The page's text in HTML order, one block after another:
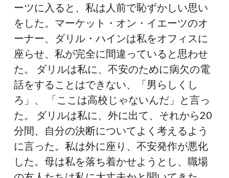
ーツに入ると、私は人前で恥ずかしい思い
をした。マーケット・オン・イエーツのオ
ーナー、ダリル・ハインは私をオフィスに
座らせ、私が完全に間違っていると思わせ
た。 ダリルは私に、不安のために病欠の電
話をすることはできない、「男らしくし
ろ」、 「ここは高校じゃないんだ」と言っ
た。 ダリルは私に、外に出て、それから20
分間、自分の決断についてよく考えるよう
に言った。私は外に座り、不安発作が悪化
した。母は私を落ち着かせようとし、職場